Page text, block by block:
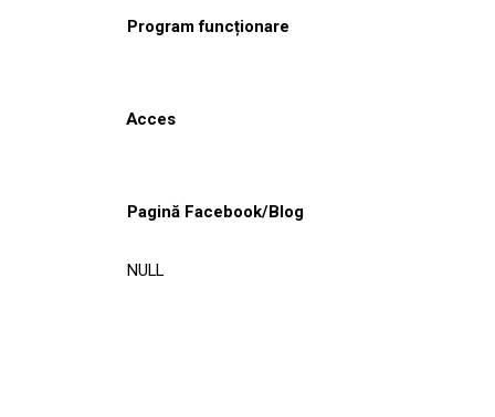
Program funcționare
Acces
Pagină Facebook/Blog
NULL